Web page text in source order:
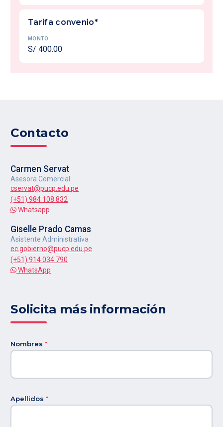
Tarifa convenio*
MONTO
S/ 400.00
Contacto
Carmen Servat
Asesora Comercial
cservat@pucp.edu.pe
(+51) 984 108 832
Whatsapp
Giselle Prado Camas
Asistente Administrativa
ec.gobierno@pucp.edu.pe
(+51) 914 034 790
WhatsApp
Solicita más información
Nombres *
Apellidos *